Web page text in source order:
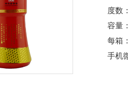
度数
容量
每箱
手机